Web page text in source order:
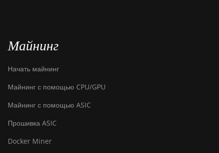
Майнинг
Начать майнинг
Майнинг с помощью CPU/GPU
Майнинг с помощью ASIC
Прошивка ASIC
Docker Miner